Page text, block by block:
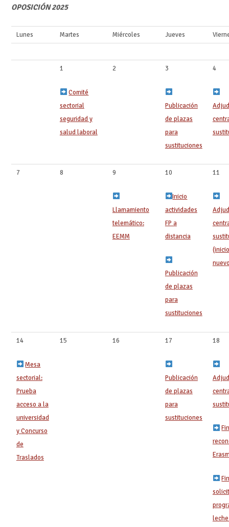
OPOSICIÓN 2025
Lunes Martes Miércoles Jueves
1
Comité
sectorial
seguridad y
salud laboral
2 3
Publicación
de plazas
para
sustituciones
4
7 8 9
Llamamiento
telemático:
EEMM
10
Inicio
actividades
FP a
distancia
Publicación
de plazas
para
sustituciones
11
14
Mesa
sectorial:
Prueba
acceso a la
universidad
y Concurso
de
Traslados
15 16 17 ‍
Publicación
de plazas
para
sustituciones
18